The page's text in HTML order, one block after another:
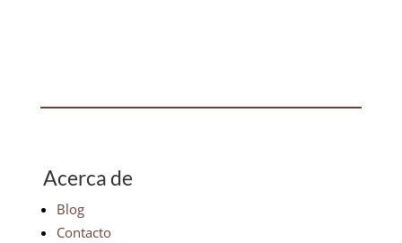
Acerca de
Blog
Contacto